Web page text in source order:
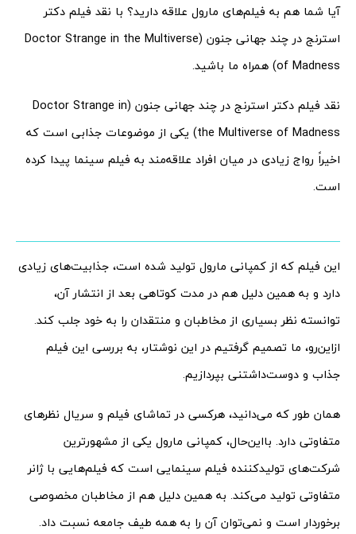
آیا شما هم به فیلم‌های مارول علاقه دارید؟ با نقد فیلم دکتر
استرنج در چند جهانی جنون (Doctor Strange in the Multiverse
of Madness) همراه ما باشید.
نقد فیلم دکتر استرنج در چند جهانی جنون (Doctor Strange in
the Multiverse of Madness) یکی از موضوعات جذابی است که
اخیراً رواج زیادی در میان افراد علاقه‌مند به فیلم سینما پیدا کرده
است.
این فیلم که از کمپانی مارول تولید شده است، جذابیت‌های زیادی
دارد و به همین دلیل هم در مدت کوتاهی بعد از انتشار آن،
توانسته نظر بسیاری از مخاطبان و منتقدان را به خود جلب کند.
ازاین‌رو، ما تصمیم گرفتیم در این نوشتار، به بررسی این فیلم
جذاب و دوست‌داشتنی بپردازیم.
همان طور که می‌دانید، هرکسی در تماشای فیلم و سریال نظرهای
متفاوتی دارد. بااین‌حال، کمپانی مارول یکی از مشهورترین
شرکت‌های تولیدکننده فیلم سینمایی است که فیلم‌هایی با ژانر
متفاوتی تولید می‌کند. به همین دلیل هم از مخاطبان مخصوصی
برخوردار است و نمی‌توان آن را به همه طیف جامعه نسبت داد.